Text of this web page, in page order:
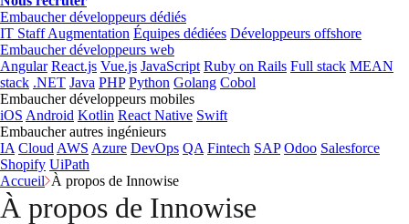
Embaucher développeurs dédiés
IT Staff Augmentation Équipes dédiées Développeurs offshore
Embaucher développeurs web
Angular React.js Vue.js JavaScript Ruby on Rails Full stack MEAN
stack .NET Java PHP Python Golang Cobol
Embaucher développeurs mobiles
iOS Android Kotlin React Native Swift
Embaucher autres ingénieurs
IA Cloud AWS Azure DevOps QA Fintech SAP Odoo Salesforce
Shopify UiPath
Accueil À propos de Innowise
À propos de Innowise